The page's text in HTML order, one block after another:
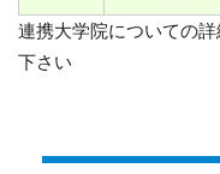
連携大学院についての
下さい